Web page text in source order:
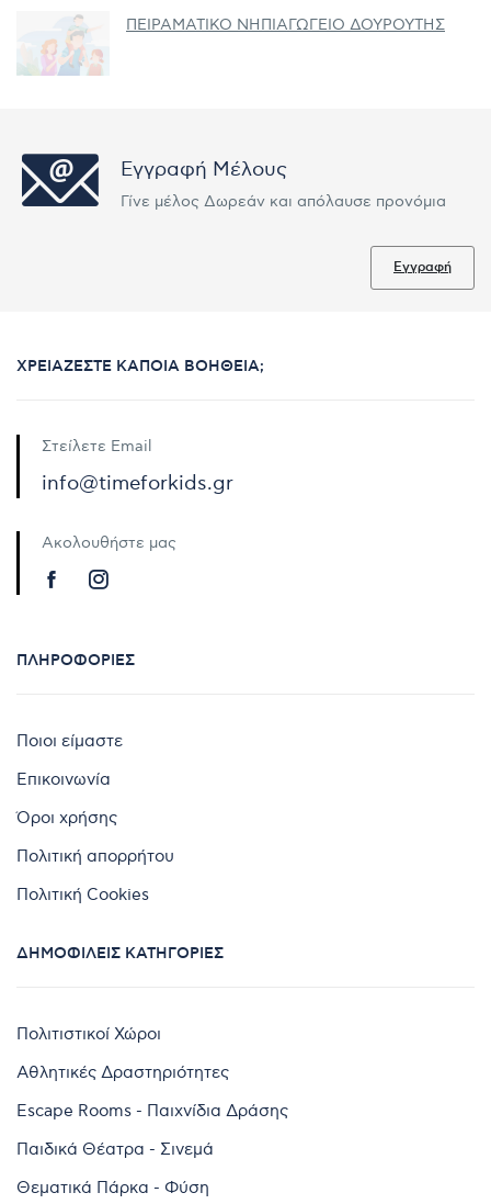
ΠΕΙΡΑΜΑΤΙΚΟ ΝΗΠΙΑΓΩΓΕΙΟ ΔΟΥΡΟΥΤΗΣ
Εγγραφή Μέλους
Γίνε μέλος Δωρεάν και απόλαυσε προνόμια
Εγγραφή
ΧΡΕΙΆΖΕΣΤΕ ΚΆΠΟΙΑ ΒΟΉΘΕΙΑ;
Στείλετε Email
info@timeforkids.gr
Ακολουθήστε μας
ΠΛΗΡΟΦΟΡΊΕΣ
Ποιοι είμαστε
Επικοινωνία
Όροι χρήσης
Πολιτική απορρήτου
Πολιτική Cookies
ΔΗΜΟΦΙΛΕΊΣ ΚΑΤΗΓΟΡΊΕΣ
Πολιτιστικοί Χώροι
Αθλητικές Δραστηριότητες
Escape Rooms - Παιχνίδια Δράσης
Παιδικά Θέατρα - Σινεμά
Θεματικά Πάρκα - Φύση